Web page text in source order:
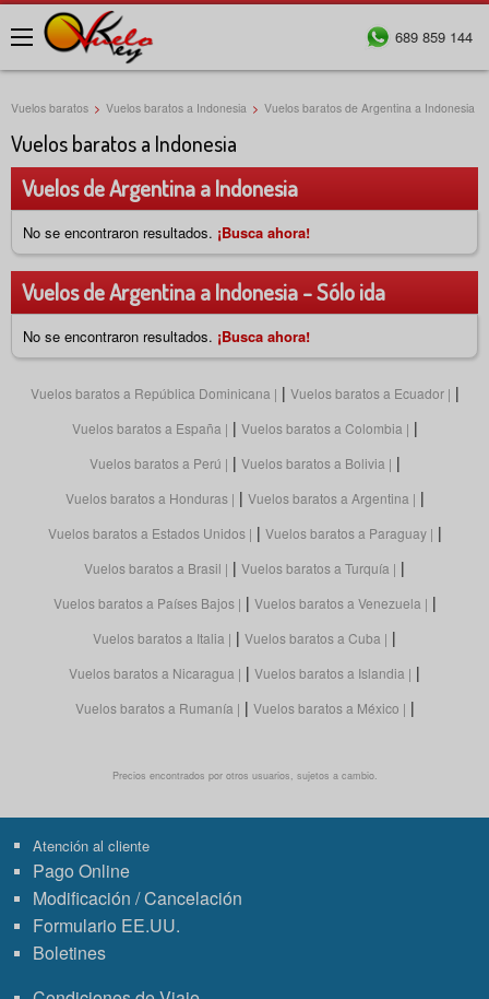
Menú 689 859 144
Vuelos baratos > Vuelos baratos a Indonesia > Vuelos baratos de Argentina a Indonesia
Vuelos baratos a Indonesia
Vuelos de Argentina a Indonesia
No se encontraron resultados. ¡Busca ahora!
Vuelos de Argentina a Indonesia - Sólo ida
No se encontraron resultados. ¡Busca ahora!
Vuelos baratos a República Dominicana | Vuelos baratos a Ecuador |
Vuelos baratos a España | Vuelos baratos a Colombia |
Vuelos baratos a Perú | Vuelos baratos a Bolivia |
Vuelos baratos a Honduras | Vuelos baratos a Argentina |
Vuelos baratos a Estados Unidos | Vuelos baratos a Paraguay |
Vuelos baratos a Brasil | Vuelos baratos a Turquía |
Vuelos baratos a Países Bajos | Vuelos baratos a Venezuela |
Vuelos baratos a Italia | Vuelos baratos a Cuba |
Vuelos baratos a Nicaragua | Vuelos baratos a Islandia |
Vuelos baratos a Rumanía | Vuelos baratos a México |
Precios encontrados por otros usuarios, sujetos a cambio.
Atención al cliente
Pago Online
Modificación / Cancelación
Formulario EE.UU.
Boletines